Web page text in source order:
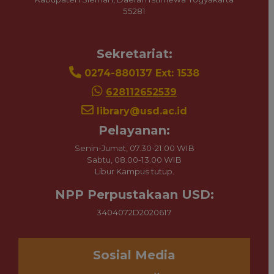
Sosial Media
55281
Sekretariat:
0274-880137 Ext: 1538
628112652539
library@usd.ac.id
Pelayanan:
Senin-Jumat, 07.30-21.00 WIB
Sabtu, 08.00-13.00 WIB
Libur Kampus tutup.
NPP Perpustakaan USD:
3404072D2020617